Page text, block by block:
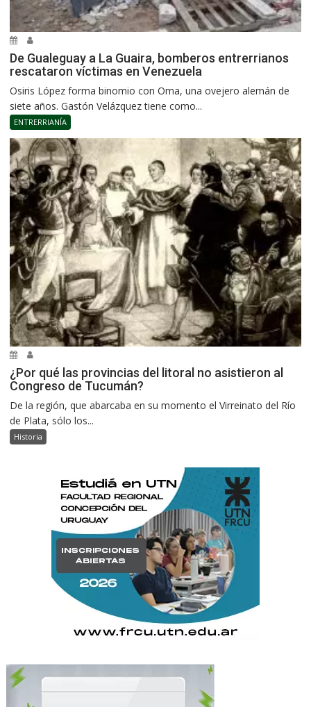
De Gualeguay a La Guaira, bomberos entrerrianos
rescataron víctimas en Venezuela
Osiris López forma binomio con Oma, una ovejero alemán de
siete años. Gastón Velázquez tiene como...
ENTRERRIANÍA
¿Por qué las provincias del litoral no asistieron al
Congreso de Tucumán?
De la región, que abarcaba en su momento el Virreinato del Río
de Plata, sólo los...
Historia